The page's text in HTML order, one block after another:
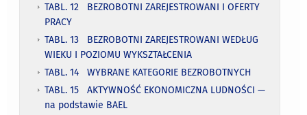
TABL. 12 BEZROBOTNI ZAREJESTROWANI I OFERTY
PRACY
TABL. 13 BEZROBOTNI ZAREJESTROWANI WEDŁUG
WIEKU I POZIOMU WYKSZTAŁCENIA
TABL. 14 WYBRANE KATEGORIE BEZROBOTNYCH
TABL. 15 AKTYWNOŚĆ EKONOMICZNA LUDNOŚCI —
na podstawie BAEL